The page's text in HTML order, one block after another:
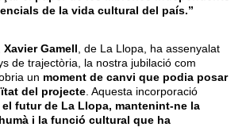
de la vida cultural del país.”
Xavier Gamell , de La Llopa, ha assenyalat
de trajectòria, la nostra jubilació com
un moment de canvi que podia posar
del projecte . Aquesta incorporació
el futur de La Llopa, mantenint-ne la
i la funció cultural que ha